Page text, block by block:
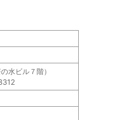
水ビル７階）